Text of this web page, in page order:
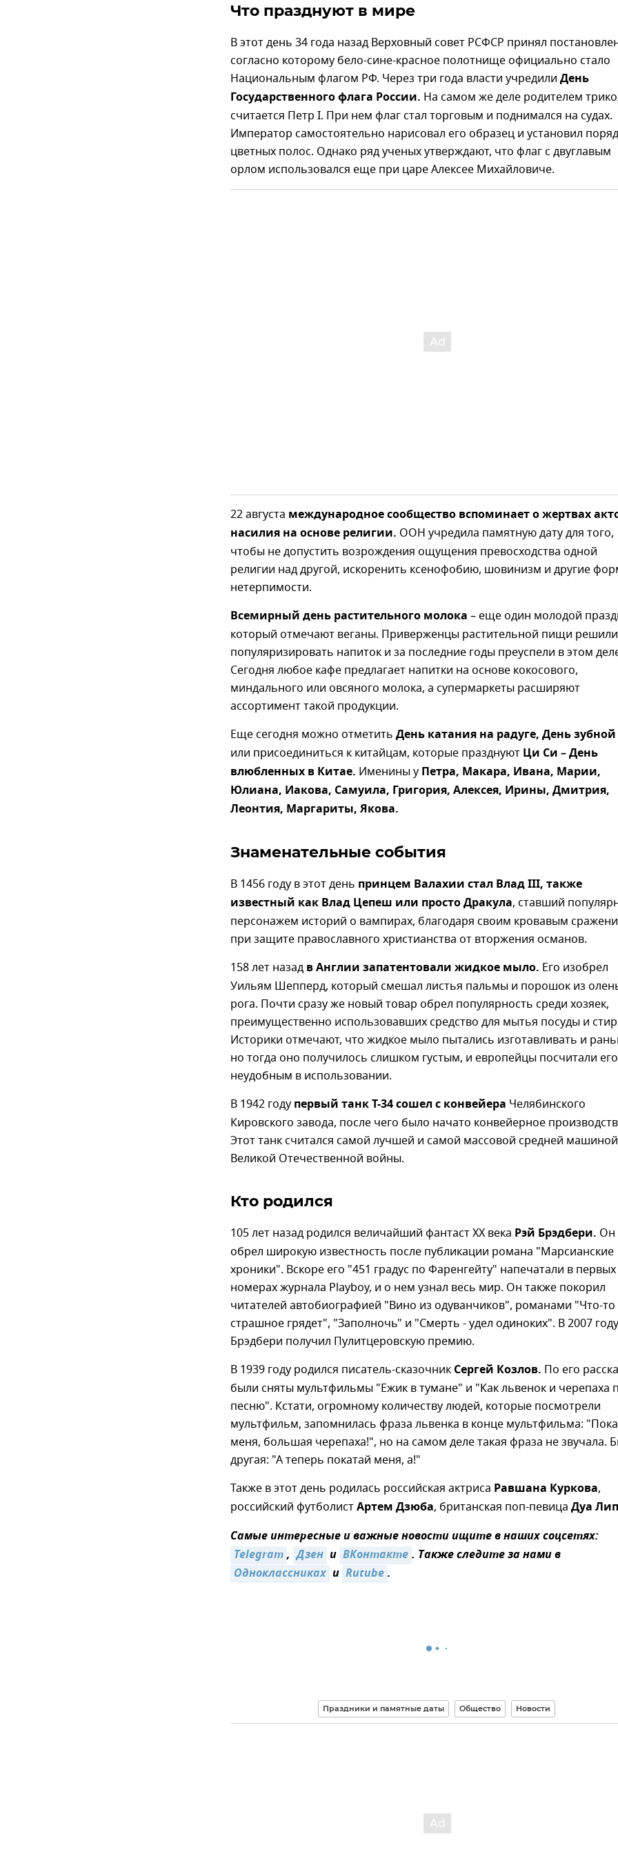
Что празднуют в мире
В этот день 34 года назад Верховный совет РСФСР принял
согласно которому бело-сине-красное полотнище официально стало
Национальным флагом РФ. Через три года власти учредили День
Государственного флага России. На самом же деле родителем
считается Петр I. При нем флаг стал торговым и поднимался на судах.
Император самостоятельно нарисовал его образец и установил
цветных полос. Однако ряд ученых утверждают, что флаг с двуглавым
орлом использовался еще при царе Алексее Михайловиче.
22 августа международное сообщество вспоминает о жертвах
насилия на основе религии. ООН учредила памятную дату для того,
чтобы не допустить возрождения ощущения превосходства одной
религии над другой, искоренить ксенофобию, шовинизм и другие
нетерпимости.
Всемирный день растительного молока – еще один молодой
который отмечают веганы. Приверженцы растительной пищи решили
популяризировать напиток и за последние годы преуспели в этом
Сегодня любое кафе предлагает напитки на основе кокосового,
миндального или овсяного молока, а супермаркеты расширяют
ассортимент такой продукции.
Еще сегодня можно отметить День катания на радуге, День
или присоединиться к китайцам, которые празднуют Ци Си – День
влюбленных в Китае. Именины у Петра, Макара, Ивана, Марии,
Юлиана, Иакова, Самуила, Григория, Алексея, Ирины, Дмитрия,
Леонтия, Маргариты, Якова.
Знаменательные события
В 1456 году в этот день принцем Валахии стал Влад III, также
известный как Влад Цепеш или просто Дракула, ставший
персонажем историй о вампирах, благодаря своим кровавым
при защите православного христианства от вторжения османов.
158 лет назад в Англии запатентовали жидкое мыло. Его изобрел
Уильям Шепперд, который смешал листья пальмы и порошок из
рога. Почти сразу же новый товар обрел популярность среди хозяек,
преимущественно использовавших средство для мытья посуды и
Историки отмечают, что жидкое мыло пытались изготавливать и
но тогда оно получилось слишком густым, и европейцы посчитали его
неудобным в использовании.
В 1942 году первый танк Т-34 сошел с конвейера Челябинского
Кировского завода, после чего было начато конвейерное
Этот танк считался самой лучшей и самой массовой средней машиной
Великой Отечественной войны.
Кто родился
105 лет назад родился величайший фантаст XX века Рэй Брэдбери. Он
обрел широкую известность после публикации романа "Марсианские
хроники". Вскоре его "451 градус по Фаренгейту" напечатали в первых
номерах журнала Playboy, и о нем узнал весь мир. Он также покорил
читателей автобиографией "Вино из одуванчиков", романами "Что-то
страшное грядет", "Заполночь" и "Смерть - удел одиноких". В 2007 году
Брэдбери получил Пулитцеровскую премию.
В 1939 году родился писатель-сказочник Сергей Козлов. По его
были сняты мультфильмы "Ежик в тумане" и "Как львенок и черепаха
песню". Кстати, огромному количеству людей, которые посмотрели
мультфильм, запомнилась фраза львенка в конце мультфильма:
меня, большая черепаха!", но на самом деле такая фраза не звучала.
другая: "А теперь покатай меня, а!"
Также в этот день родилась российская актриса Равшана Куркова,
российский футболистАртем Дзюба, британская поп-певица Дуа
Самые интересные и важные новости ищите в наших соцсетях:
Telegram, Дзен и ВКонтакте. Также следите за нами в
Одноклассниках и Rutube.
Праздники и памятные даты Общество Новости